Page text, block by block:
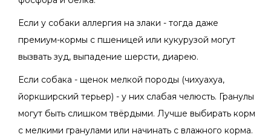
Если у собаки аллергия на злаки - тогда даже
премиум-кормы с пшеницей или кукурузой могут
вызвать зуд, выпадение шерсти, диарею.
Если собака - щенок мелкой породы (чихуахуа,
йоркширский терьер) - у них слабая челюсть. Гранулы
могут быть слишком твёрдыми. Лучше выбирать корм
с мелкими гранулами или начинать с влажного корма.